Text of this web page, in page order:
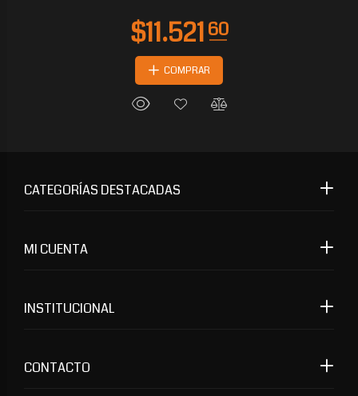
COMPRAR
CATEGORÍAS DESTACADAS
MI CUENTA
INSTITUCIONAL
CONTACTO